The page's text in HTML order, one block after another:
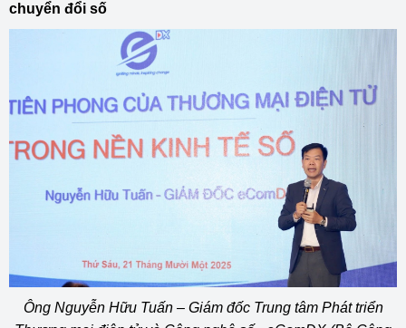
chuyển đổi số
Ông Nguyễn Hữu Tuấn – Giám đốc Trung tâm Phát triển